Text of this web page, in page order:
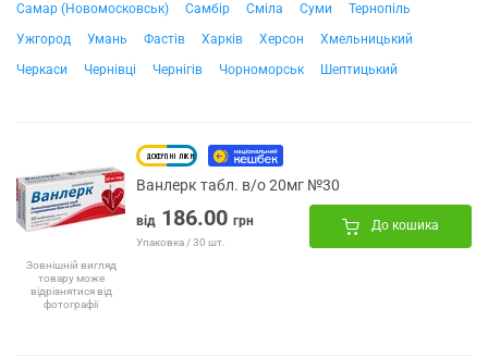
Самар (Новомосковськ)
Самбір Сміла Суми
Тернопіль
Ужгород
Умань Фастів Харків Херсон
Хмельницький
Черкаси
Чернівці Чернігів Чорноморськ Шептицький
Зовнішній вигляд
товару може
відрізнятися від
фотографії
Ванлерк табл. в/о 20мг №30
від 186.00 грн
Упаковка / 30 шт.
До кошика